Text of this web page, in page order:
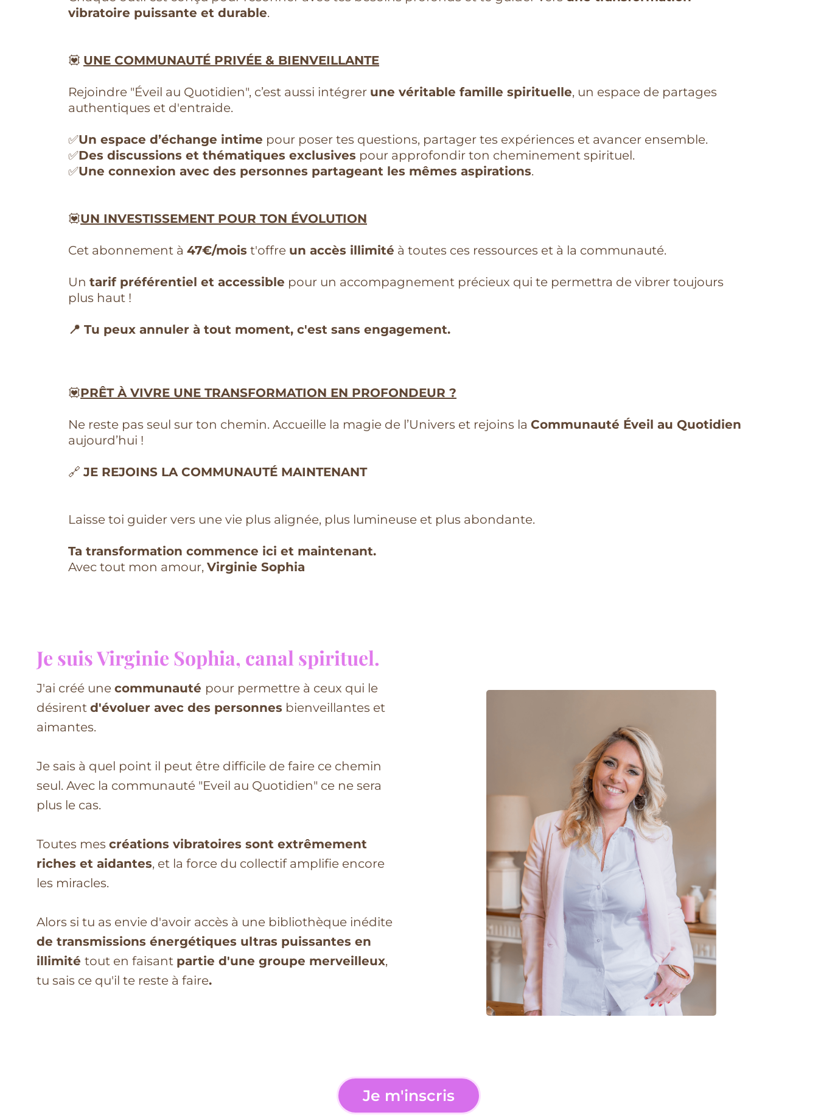
vibratoire puissante et durable.
💟 UNE COMMUNAUTÉ PRIVÉE & BIENVEILLANTE
Rejoindre "Éveil au Quotidien", c’est aussi intégrer une véritable famille spirituelle, un espace de partages
authentiques et d'entraide.
✅Un espace d’échange intime pour poser tes questions, partager tes expériences et avancer ensemble.
✅Des discussions et thématiques exclusives pour approfondir ton cheminement spirituel.
✅Une connexion avec des personnes partageant les mêmes aspirations.
💟UN INVESTISSEMENT POUR TON ÉVOLUTION
Cet abonnement à 47€/mois t'offre un accès illimité à toutes ces ressources et à la communauté.
Un tarif préférentiel et accessible pour un accompagnement précieux qui te permettra de vibrer toujours
plus haut !
📍 Tu peux annuler à tout moment, c'est sans engagement.
💟PRÊT À VIVRE UNE TRANSFORMATION EN PROFONDEUR ?
Ne reste pas seul sur ton chemin. Accueille la magie de l’Univers et rejoins la Communauté Éveil au Quotidien
aujourd’hui !
🔗 JE REJOINS LA COMMUNAUTÉ MAINTENANT
Laisse toi guider vers une vie plus alignée, plus lumineuse et plus abondante.
Ta transformation commence ici et maintenant.
Avec tout mon amour, Virginie Sophia
Je suis Virginie Sophia, canal spirituel.
J'ai créé une communauté pour permettre à ceux qui le
désirent d'évoluer avec des personnes bienveillantes et
aimantes.
Je sais à quel point il peut être difficile de faire ce chemin
seul. Avec la communauté "Eveil au Quotidien" ce ne sera
plus le cas.
Toutes mes créations vibratoires sont extrêmement
riches et aidantes, et la force du collectif amplifie encore
les miracles.
Alors si tu as envie d'avoir accès à une bibliothèque inédite
de transmissions énergétiques ultras puissantes en
illimité tout en faisant partie d'une groupe merveilleux,
tu sais ce qu'il te reste à faire.
Je m'inscris